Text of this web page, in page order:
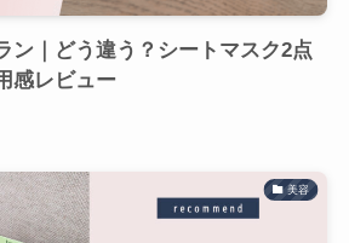
ン｜どう違う？シートマスク2点
感レビュー
美容